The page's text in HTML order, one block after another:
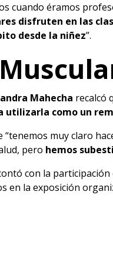
cuando éramos
disfruten en las
desde la niñez”.
Mahecha recalcó
utilizarla como un
“tenemos muy claro
pero hemos
con la
en la exposición